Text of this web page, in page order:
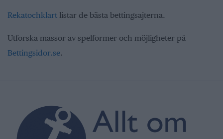
Rekatochklart listar de bästa bettingsajterna.
Utforska massor av spelformer och möjligheter på
Bettingsidor.se.